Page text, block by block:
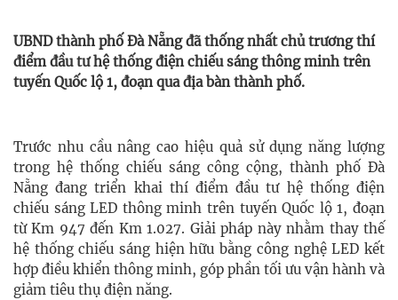
UBND thành phố Đà Nẵng đã thống nhất chủ trương thí
điểm đầu tư hệ thống điện chiếu sáng thông minh trên
tuyến Quốc lộ 1, đoạn qua địa bàn thành phố.
Trước nhu cầu nâng cao hiệu quả sử dụng năng lượng
trong hệ thống chiếu sáng công cộng, thành phố Đà
Nẵng đang triển khai thí điểm đầu tư hệ thống điện
chiếu sáng LED thông minh trên tuyến Quốc lộ 1, đoạn
từ Km 947 đến Km 1.027. Giải pháp này nhằm thay thế
hệ thống chiếu sáng hiện hữu bằng công nghệ LED kết
hợp điều khiển thông minh, góp phần tối ưu vận hành và
giảm tiêu thụ điện năng.